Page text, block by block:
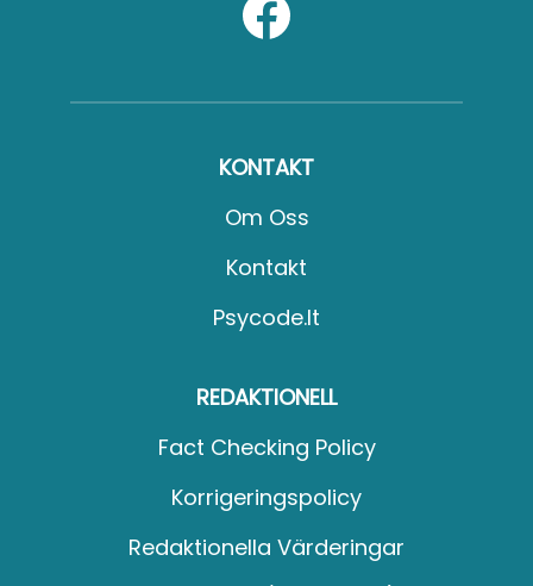
KONTAKT
Om Oss
Kontakt
Psycode.it
REDAKTIONELL
Fact Checking Policy
Korrigeringspolicy
Redaktionella Värderingar